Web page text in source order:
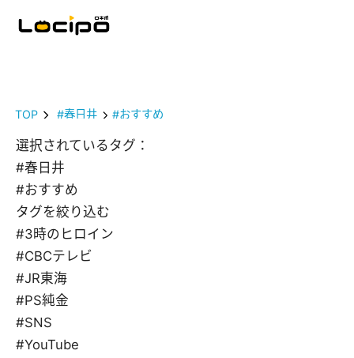
TOP #春日井 #おすすめ
選択されているタグ：
#春日井
#おすすめ
タグを絞り込む
#3時のヒロイン
#CBCテレビ
#JR東海
#PS純金
#SNS
#YouTube